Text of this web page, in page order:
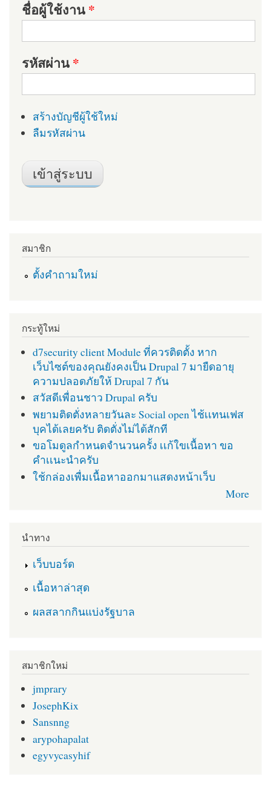
ชื่อผู้ใช้งาน*
รหัสผ่าน*
สร้างบัญชีผู้ใช้ใหม่
ลืมรหัสผ่าน
สมาชิก
ตั้งคำถามใหม่
กระทู้ใหม่
d7security client Module ที่ควรติดตั้ง หาก
เว็บไซต์ของคุณยังคงเป็น Drupal 7 มายืดอายุ
ความปลอดภัยให้ Drupal 7 กัน
สวัสดีเพื่อนชาว Drupal ครับ
พยามติดตั่งหลายวันละ Social open ไช้เเทนเฟส
บุคได้เลยครับ ติดตั่งไม่ได้สักที
ขอโมดูลกำหนดจำนวนครั้ง เเก้ใขเนื้อหา ขอ
คำเเนะนำครับ
ใช้กล่องเพื่มเนื้อหาออกมาแสดงหน้าเว็บ
More
นำทาง
เว็บบอร์ด
เนื้อหาล่าสุด
ผลสลากกินแบ่งรัฐบาล
สมาชิกใหม่
jmprary
JosephKix
Sansnng
arypohapalat
egyvycasyhif